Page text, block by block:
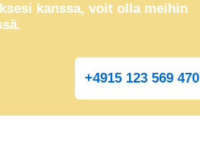
kanssa, voit olla meihin
+4915 123 569 470